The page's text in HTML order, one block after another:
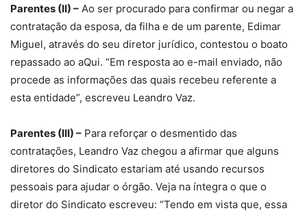
Parentes (II) – Ao ser procurado para confirmar ou negar a
contratação da esposa, da filha e de um parente, Edimar
Miguel, através do seu diretor jurídico, contestou o boato
repassado ao aQui. “Em resposta ao e-mail enviado, não
procede as informações das quais recebeu referente a
esta entidade”, escreveu Leandro Vaz.
Parentes (III) – Para reforçar o desmentido das
contratações, Leandro Vaz chegou a afirmar que alguns
diretores do Sindicato estariam até usando recursos
pessoais para ajudar o órgão. Veja na íntegra o que o
diretor do Sindicato escreveu: “Tendo em vista que, essa